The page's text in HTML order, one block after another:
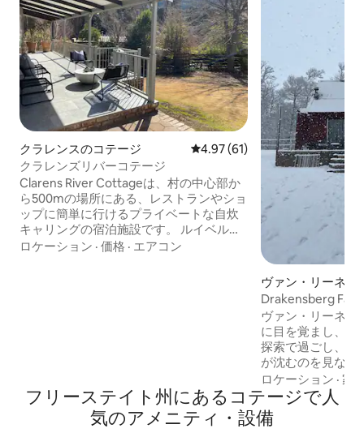
クラレンスのコテージ レビュー61件、5つ星中4.97つ
4.97 (61)
クラレンズリバーコテージ
Clarens River Cottageは、村の中心部か
ら500mの場所にある、レストランやショ
ップに簡単に行けるプライベートな自炊
キャリングの宿泊施設です。 ルイベルグ
山脈の麓にあるこのコテージからは、素
ます。
ロケーション · 価格 · エアコン
ヴァン・リーネン
Drakensberg
ヴァン・リーネン
に目を覚まし、一
探索で過ごし、ド
が沈むのを見なが
てる暖炉のそば
Highlands Farm
ンして自然と再び
ル、ご家族、お友
ロケーション ·家
フリーステイト州にあるコテージで人
気のアメニティ・設備